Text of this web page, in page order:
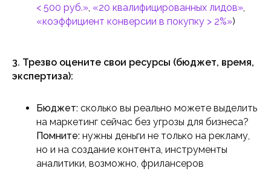
< 500 руб.», «20 квалифицированных лидов»,
«коэффициент конверсии в покупку > 2%»)
3. Трезво оцените свои ресурсы (бюджет, время,
экспертиза):
Бюджет: сколько вы реально можете выделить
на маркетинг сейчас без угрозы для бизнеса?
Помните: нужны деньги не только на рекламу,
но и на создание контента, инструменты
аналитики, возможно, фрилансеров